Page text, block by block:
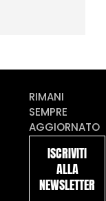
RIMANI
SEMPRE
AGGIORNATO
ISCRIVITI
ALLA
NEWSLETTER